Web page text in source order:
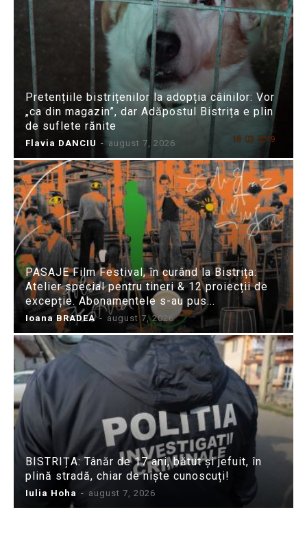
Pretențiile bistrițenilor la adopția câinilor: Vor
„ca din magazin”, dar Adăpostul Bistrița e plin
de suflete rănite
Flavia DANCIU - august 7, 2026
PASAJE Film Festival, în curând la Bistrița:
Atelier special pentru tineri & 12 proiecții de
excepție. Abonamentele s-au pus...
Ioana BRADEA - august 7, 2026
BISTRIȚA: Tânăr de 17 ani, bătut și jefuit, în
plină stradă, chiar de niște cunoscuți!
Iulia Hoha - august 7, 2026